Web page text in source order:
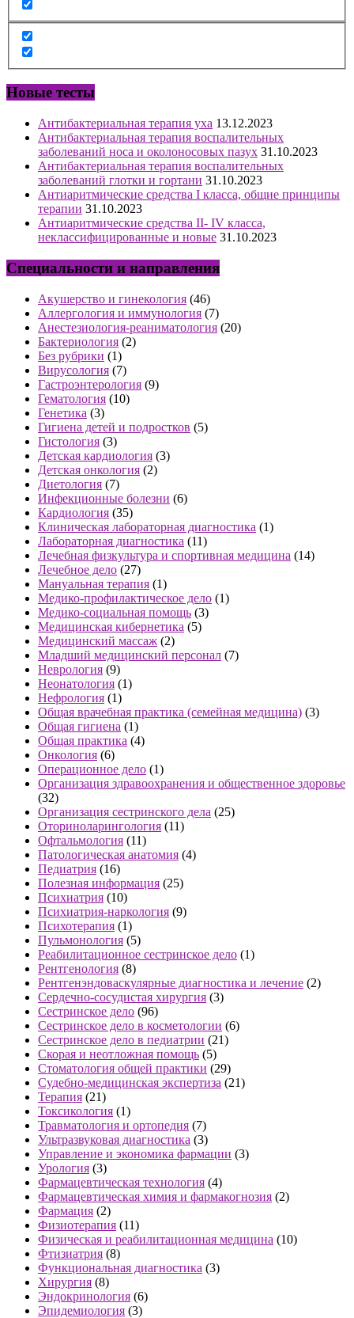
Новые тесты
Антибактериальная терапия уха 13.12.2023
Антибактериальная терапия воспалительных
заболеваний носа и околоносовых пазух 31.10.2023
Антибактериальная терапия воспалительных
заболеваний глотки и гортани 31.10.2023
Антиаритмические средства I класса, общие принципы
терапии 31.10.2023
Антиаритмические средства II- IV класса,
неклассифицированные и новые 31.10.2023
Специальности и направления
Акушерство и гинекология (46)
Аллергология и иммунология (7)
Анестезиология-реаниматология (20)
Бактериология (2)
Без рубрики (1)
Вирусология (7)
Гастроэнтерология (9)
Гематология (10)
Генетика (3)
Гигиена детей и подростков (5)
Гистология (3)
Детская кардиология (3)
Детская онкология (2)
Диетология (7)
Инфекционные болезни (6)
Кардиология (35)
Клиническая лабораторная диагностика (1)
Лабораторная диагностика (11)
Лечебная физкультура и спортивная медицина (14)
Лечебное дело (27)
Мануальная терапия (1)
Медико-профилактическое дело (1)
Медико-социальная помощь (3)
Медицинская кибернетика (5)
Медицинский массаж (2)
Младший медицинский персонал (7)
Неврология (9)
Неонатология (1)
Нефрология (1)
Общая врачебная практика (семейная медицина) (3)
Общая гигиена (1)
Общая практика (4)
Онкология (6)
Операционное дело (1)
Организация здравоохранения и общественное здоровье
(32)
Организация сестринского дела (25)
Оториноларингология (11)
Офтальмология (11)
Патологическая анатомия (4)
Педиатрия (16)
Полезная информация (25)
Психиатрия (10)
Психиатрия-наркология (9)
Психотерапия (1)
Пульмонология (5)
Реабилитационное сестринское дело (1)
Рентгенология (8)
Рентгенэндоваскулярные диагностика и лечение (2)
Сердечно-сосудистая хирургия (3)
Сестринское дело (96)
Сестринское дело в косметологии (6)
Сестринское дело в педиатрии (21)
Скорая и неотложная помощь (5)
Стоматология общей практики (29)
Судебно-медицинская экспертиза (21)
Терапия (21)
Токсикология (1)
Травматология и ортопедия (7)
Ультразвуковая диагностика (3)
Управление и экономика фармации (3)
Урология (3)
Фармацевтическая технология (4)
Фармацевтическая химия и фармакогнозия (2)
Фармация (2)
Физиотерапия (11)
Физическая и реабилитационная медицина (10)
Фтизиатрия (8)
Функциональная диагностика (3)
Хирургия (8)
Эндокринология (6)
Эпидемиология (3)